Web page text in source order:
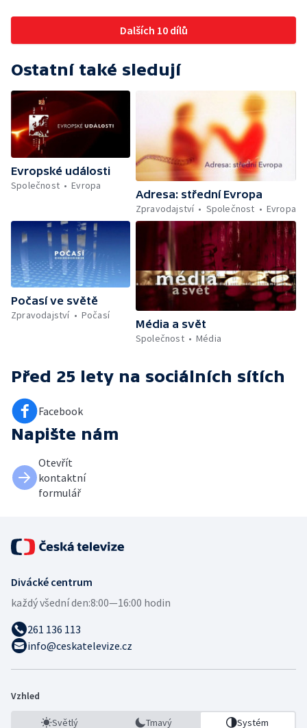
Dalších 10 dílů
Ostatní také sledují
Evropské události
Společnost
Evropa
Adresa: střední Evropa
Zpravodajství
Společnost Evropa
Počasí ve světě
Zpravodajství
Počasí
Média a svět
Společnost
Média
Před 25 lety na sociálních sítích
Facebook
Napište nám
Otevřít
kontaktní
formulář
Divácké centrum
každý všední den:8:00—16:00 hodin
261 136 113
info@ceskatelevize.cz
Vzhled
Světlý Tmavý Systém